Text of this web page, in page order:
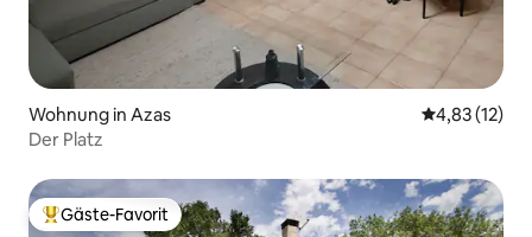
Wohnung in Azas
4,83 (12)
Der Platz
Beliebter Gäste-Favorit.
Gäste-Favorit